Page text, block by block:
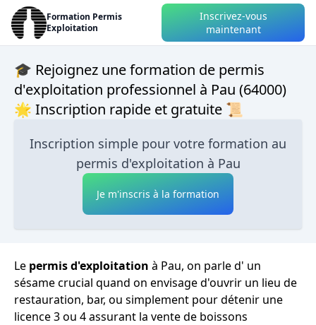
Formation Permis
Exploitation
Inscrivez-vous
maintenant
🎓 Rejoignez une formation de permis
d'exploitation professionnel à Pau (64000)
🌟 Inscription rapide et gratuite 📜
Inscription simple pour votre formation au
permis d'exploitation à Pau
Je m'inscris à la formation
Le permis d'exploitation à Pau, on parle d' un
sésame crucial quand on envisage d'ouvrir un lieu de
restauration, bar, ou simplement pour détenir une
licence 3 ou 4 assurant la vente de boissons